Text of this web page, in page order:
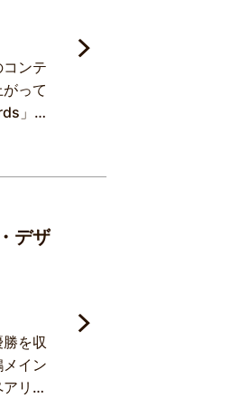
ンテ
って
」な
酒の
和」
デザ
を収
イン
リン